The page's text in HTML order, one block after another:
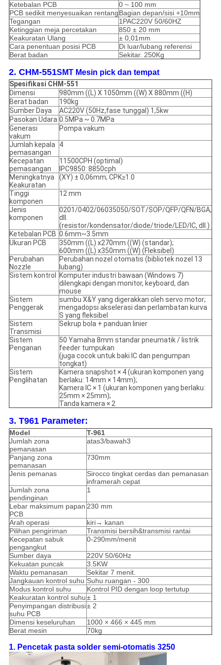
Ketebalan PCB
0 ~ 100 mm
PCB sedikit menyesuaikan rentangBagian depan/sisi +10mm
Tegangan
1PAC220V 50/60HZ
Ketinggian meja percetakan
850 ± 20 mm
Keakuratan Ulang
± 0,01mm
Cara penentuan posisi PCB
Di luar/lubang referensi
Berat badan
Sekitar. 250Kg
2. CHM-551SMT Mesin pick dan tempat
Spesifikasi CHM-551
Dimensi
980mm ((L) X 1050mm ((W) X 880mm ((H)
Berat badan
190kg
Sumber Daya
AC220V (50Hz,fase tunggal) 1,5kw
Pasokan Udara 0.5MPa ~ 0.7MPa
Generasi
vakum
Pompa vakum
Jumlah kepala
pemasangan
4
Kecepatan
pemasangan
11500CPH (optimal)
IPC9850: 8850cph
Meningkatnya
Keakuratan
(XY) ± 0,06mm; CPK≥1.0
Tinggi
komponen
12 mm
Jenis
komponen
0201/0402/06035050/SOT/SOP/QFP/QFN/BGA,
dll.
(resistor/kondensator/diode/triode/LED/IC, dll.)
Ketebalan PCB 0.6mm~3.5mm
Ukuran PCB
350mm ((L) x270mm ((W) (standar);
600mm ((L) x350mm ((W) (Fleksibel)
Perubahan
Nozzle
Perubahan nozel otomatis (bibliotek nozel 13
lubang)
Sistem kontrol
Komputer industri bawaan (Windows 7)
dilengkapi dengan monitor, keyboard, dan
mouse
Sistem
Penggerak
sumbu X&Y yang digerakkan oleh servo motor;
mengadopsi akselerasi dan perlambatan kurva
S yang fleksibel
Sistem
Transmisi
Sekrup bola + panduan linier
Sistem
Penganan
50 Yamaha 8mm standar pneumatik / listrik
feeder tumpukan
(juga cocok untuk baki IC dan pengumpan
tongkat)
Sistem
Penglihatan
Kamera snapshot × 4 (ukuran komponen yang
berlaku: 14mm × 14mm);
Kamera IC × 1 (ukuran komponen yang berlaku:
25mm × 25mm);
Tanda kamera × 2
3. T961 Parameter:
Model
T-961
Jumlah zona
pemanasan
atas3/bawah3
Panjang zona
pemanasan
730mm
Jenis pemanas
Sirocco tingkat cerdas dan pemanasan
inframerah cepat
Jumlah zona
pendinginan
1
Lebar maksimum papan
PCB
230 mm
Arah operasi
kiri→ kanan
Pilihan pengiriman
Transmisi bersih&transmisi rantai
Kecepatan sabuk
pengangkut
0-290mm/menit
Sumber daya
220V 50/60Hz
Kekuatan puncak
3.5KW
Waktu pemanasan
Sekitar 7 menit.
Jangkauan kontrol suhu Suhu ruangan - 300
Modus kontrol suhu
Kontrol PID dengan loop tertutup
Keakuratan kontrol suhu± 1
Penyimpangan distribusi
suhu PCB
± 2
Dimensi keseluruhan
1000 × 466 × 445 mm
Berat mesin
70kg
1. Pencetak pasta solder semi-otomatis 3250